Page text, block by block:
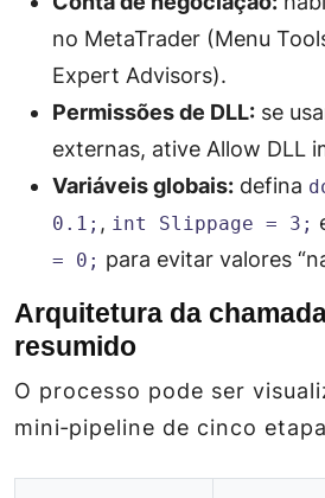
no MetaTrader (Menu
Expert Advisors).
Permissões de DLL: se
externas, ative Allow DLL
Variáveis globais: defina
0.1; , int Slippage = 3;
= 0; para evitar valores
Arquitetura da
resumido
O processo pode ser
mini‑pipeline de cinco